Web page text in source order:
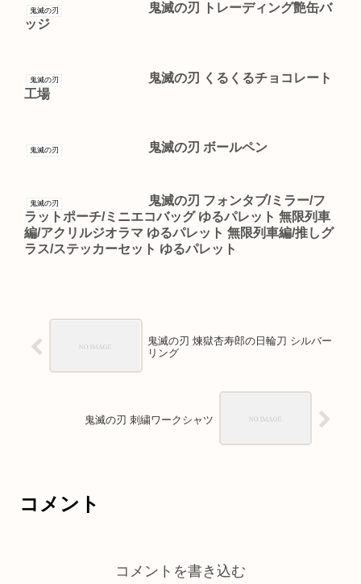
鬼滅の刃
鬼滅の刃 トレーディング艶缶バ
ッジ
鬼滅の刃
鬼滅の刃 くるくるチョコレート
工場
鬼滅の刃 鬼滅の刃 ボールペン
鬼滅の刃
鬼滅の刃 フォンタブ/ミラー/フ
ラットポーチ/ミニエコバッグ ゆるパレット 無限列車
編/アクリルジオラマ ゆるパレット 無限列車編/推しグ
ラス/ステッカーセット ゆるパレット
鬼滅の刃 煉獄杏寿郎の日輪刀 シルバー
リング
鬼滅の刃 刺繍ワークシャツ
コメント
コメントを書き込む